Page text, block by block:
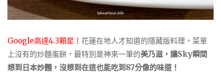
Google高達4.3顆星！ 花蓮在地人才知道的隱藏版料理，菜單
上沒有的炒麵蛋餅，最特別是神來一筆的美乃滋，讓Sky瞬間
想到日本炒麵，沒想到在這也能吃到87分像的味道！